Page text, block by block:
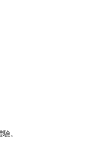
。